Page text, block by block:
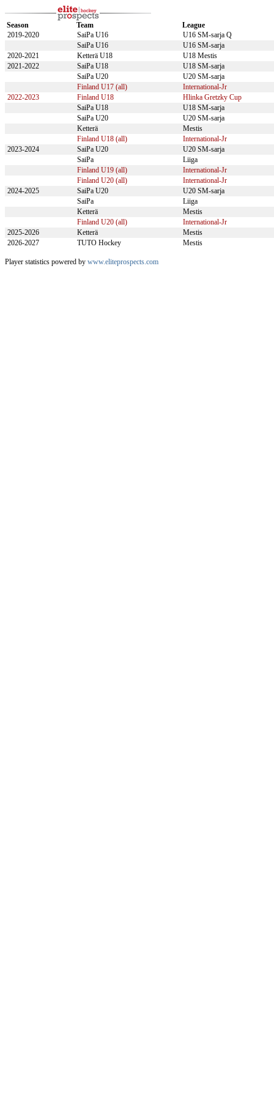
Season Team
League
2019-2020
SaiPa U16
U16 SM-sarja Q
SaiPa U16
U16 SM-sarja
2020-2021
Ketterä U18
U18 Mestis
2021-2022
SaiPa U18
U18 SM-sarja
SaiPa U20
U20 SM-sarja
Finland U17 (all)
International-Jr
2022-2023
Finland U18
Hlinka Gretzky Cup
SaiPa U18
U18 SM-sarja
SaiPa U20
U20 SM-sarja
Ketterä
Mestis
Finland U18 (all)
International-Jr
2023-2024
SaiPa U20
U20 SM-sarja
SaiPa
Liiga
Finland U19 (all)
International-Jr
Finland U20 (all)
International-Jr
2024-2025
SaiPa U20
U20 SM-sarja
SaiPa
Liiga
Ketterä
Mestis
Finland U20 (all)
International-Jr
2025-2026
Ketterä
Mestis
2026-2027
TUTO Hockey Mestis
Player statistics powered by www.eliteprospects.com